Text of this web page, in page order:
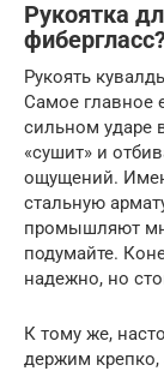
Рукоятка
Рукоять
Самое главное
сильном ударе
«сушит» и
ощущений.
стальную
промышляют
подумайте.
надежно, но
К тому же,
держим